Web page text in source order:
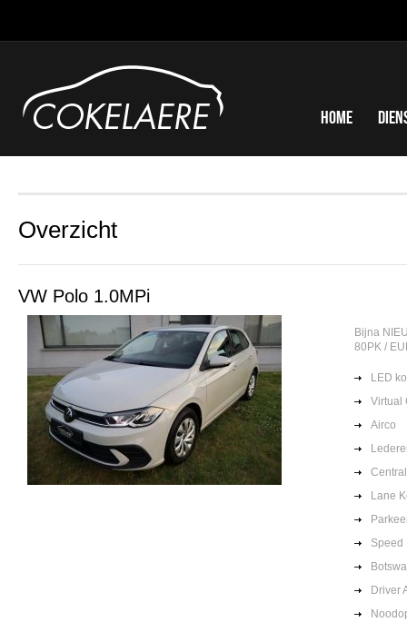
Home
Overzicht
VW Polo 1.0MPi
Bijna
80PK /
LED
Virtual
Airco
Lane
Speed
Driver